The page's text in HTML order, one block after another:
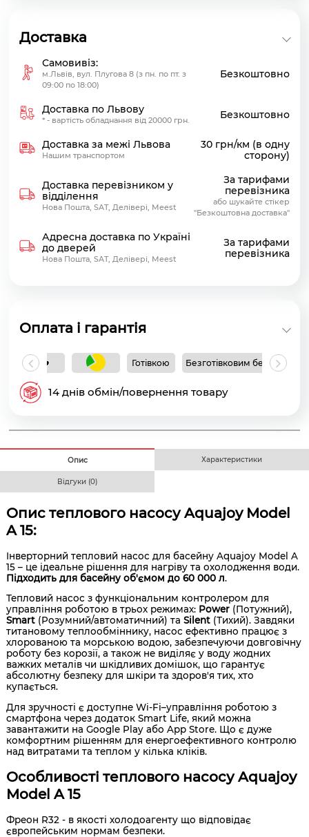
Доставка
Самовивіз:
м.Львів, вул. Плугова 8 (з пн. по пт. з
09:00 по 18:00)
Безкоштовно
Доставка по Львову
* - вартість обладнання від 20000 грн. Безкоштовно
Доставка за межі Львова
Нашим транспортом
30 грн/км (в одну
сторону)
Доставка перевізником у
відділення
Нова Пошта, SAT, Делівері, Meest
За тарифами
перевізника
або шукайте стікер
"Безкоштовна доставка"
Адресна доставка по Україні
до дверей
Нова Пошта, SAT, Делівері, Meest
За тарифами
перевізника
Оплата і гарантія
Готівкою Безготівковим без ПДВ
14 днів обмін/повернення товару
Опис Характеристики
Відгуки (0)
Опис теплового насосу Aquajoy Model
A 15:
Інверторний тепловий насос для басейну Aquajoy Model A
15 – це ідеальне рішення для нагріву та охолодження води.
Підходить для басейну об'ємом до 60 000 л.
Тепловий насос з функціональним контролером для
управління роботою в трьох режимах:Power(Потужний),
Smart(Розумний/автоматичний) та Silent(Тихий). Завдяки
титановому теплообміннику, насос ефективно працює з
хлорованою та морською водою, забезпечуючи довговічну
роботу без корозії, а також не виділяє у воду жодних
важких металів чи шкідливих домішок, що гарантує
абсолютну безпеку для шкіри та здоров'я тих, хто
купається.
Для зручності є доступне Wi-Fi–управління роботою з
смартфона через додаток Smart Life, який можна
завантажити на Google Play або App Store. Що є дуже
комфортним рішенням для енергоефективного контролю
над витратами та теплом у кілька кліків.
Особливості теплового насосу Aquajoy
Model A 15
Фреон R32 - в якості холодоагенту що відповідає
європейським нормам безпеки.